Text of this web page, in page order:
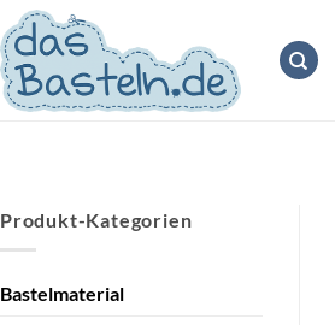
Produkt-Kategorien
Bastelmaterial